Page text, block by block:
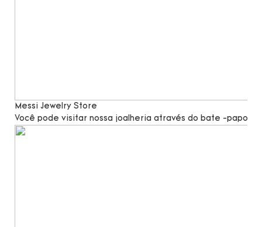
Messi Jewelry Store
Você pode visitar nossa joalheria através do bate -papo